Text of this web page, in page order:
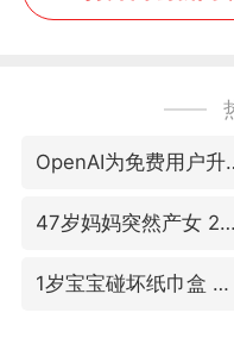
OpenAI为
47岁妈妈突然产女 26岁女儿：很震惊
1岁宝宝碰坏纸巾盒 宝妈被索赔924元